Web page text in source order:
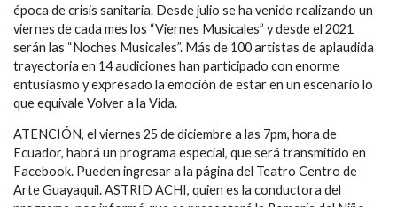
época de crisis sanitaria. Desde julio se ha venido realizando un
viernes de cada mes los “Viernes Musicales” y desde el 2021
serán las “Noches Musicales”. Más de 100 artistas de aplaudida
trayectoria en 14 audiciones han participado con enorme
entusiasmo y expresado la emoción de estar en un escenario lo
que equivale Volver a la Vida.
ATENCIÓN, el viernes 25 de diciembre a las 7pm, hora de
Ecuador, habrá un programa especial, que será transmitido en
Facebook. Pueden ingresar a la página del Teatro Centro de
Arte Guayaquil. ASTRID ACHI, quien es la conductora del